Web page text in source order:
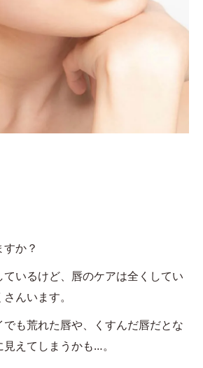
か？
いるけど、唇のケアは全くしてい
んいます。
も荒れた唇や、くすんだ唇だとな
えてしまうかも…。